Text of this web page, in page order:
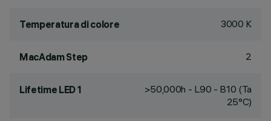
Temperatura di colore 3000 K
MacAdam Step 2
Lifetime LED 1
>50,000h - L90 - B10 (Ta
25°C)